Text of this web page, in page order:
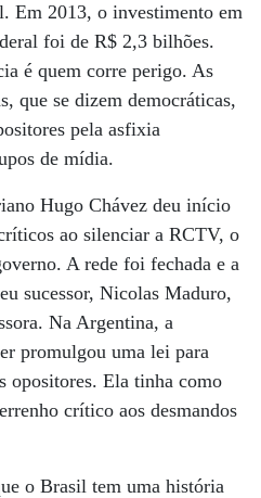
Em 2013, o investimento em
foi de R$ 2,3 bilhões.
é quem corre perigo. As
que se dizem democráticas,
pela asfixia
de mídia.
Hugo Chávez deu início
ao silenciar a RCTV, o
A rede foi fechada e a
sucessor, Nicolas Maduro,
Na Argentina, a
promulgou uma lei para
opositores. Ela tinha como
crítico aos desmandos
o Brasil tem uma história